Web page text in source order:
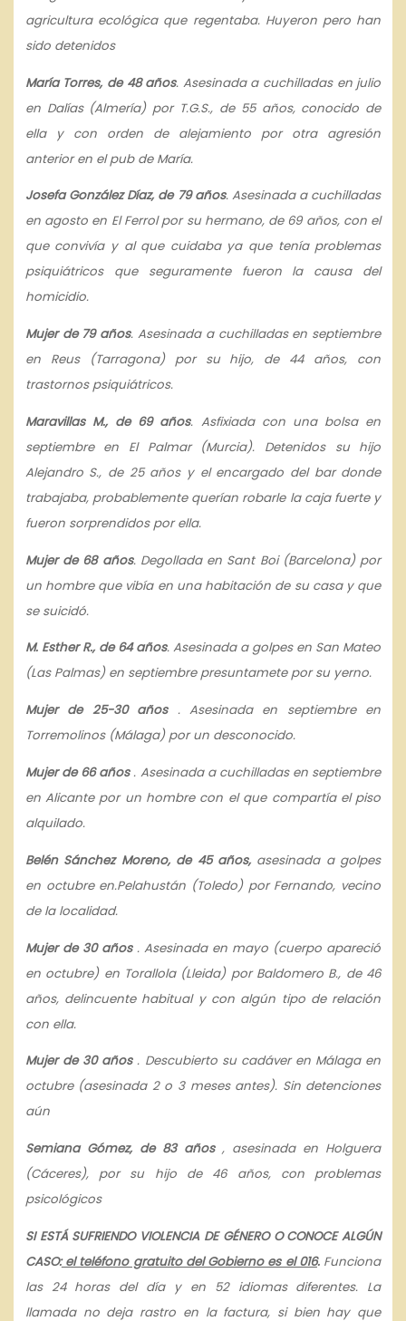
agricultura ecológica que regentaba. Huyeron pero han
sido detenidos
María Torres, de 48 años. Asesinada a cuchilladas en julio
en Dalías (Almería) por T.G.S., de 55 años, conocido de
ella y con orden de alejamiento por otra agresión
anterior en el pub de María.
Josefa González Díaz, de 79 años. Asesinada a cuchilladas
en agosto en El Ferrol por su hermano, de 69 años, con el
que convivía y al que cuidaba ya que tenía problemas
psiquiátricos que seguramente fueron la causa del
homicidio.
Mujer de 79 años. Asesinada a cuchilladas en septiembre
en Reus (Tarragona) por su hijo, de 44 años, con
trastornos psiquiátricos.
Maravillas M., de 69 años. Asfixiada con una bolsa en
septiembre en El Palmar (Murcia). Detenidos su hijo
Alejandro S., de 25 años y el encargado del bar donde
trabajaba, probablemente querían robarle la caja fuerte y
fueron sorprendidos por ella.
Mujer de 68 años. Degollada en Sant Boi (Barcelona) por
un hombre que vibía en una habitación de su casa y que
se suicidó.
M. Esther R., de 64 años. Asesinada a golpes en San Mateo
(Las Palmas) en septiembre presuntamete por su yerno.
Mujer de 25-30 años . Asesinada en septiembre en
Torremolinos (Málaga) por un desconocido.
Mujer de 66 años . Asesinada a cuchilladas en septiembre
en Alicante por un hombre con el que compartía el piso
alquilado.
Belén Sánchez Moreno, de 45 años, asesinada a golpes
en octubre en.Pelahustán (Toledo) por Fernando, vecino
de la localidad.
Mujer de 30 años . Asesinada en mayo (cuerpo apareció
en octubre) en Torallola (Lleida) por Baldomero B., de 46
años, delincuente habitual y con algún tipo de relación
con ella.
Mujer de 30 años . Descubierto su cadáver en Málaga en
octubre (asesinada 2 o 3 meses antes). Sin detenciones
aún
Semiana Gómez, de 83 años, asesinada en Holguera
(Cáceres), por su hijo de 46 años, con problemas
psicológicos
SI ESTÁ SUFRIENDO VIOLENCIA DE GÉNERO O CONOCE ALGÚN
CASO:el teléfono gratuito del Gobierno es el 016. Funciona
las 24 horas del día y en 52 idiomas diferentes. La
llamada no deja rastro en la factura, si bien hay que